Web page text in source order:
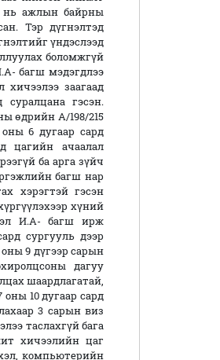
нь ажлын байрны
Тэр дүгнэлтэд
үндэслээд
боломжгүй
багш мэдэгдлээ
заагаад
гэсэн.
өдрийн А/198/215
6 дугаар сард
цагийн ачаалал
ба арга зүйч
багш нар
хэрэгтэй гэсэн
хүний
И.А- багш ирж
сургууль дээр
9 дүгээр сарын
дагуу
шаардлагатай,
10 дугаар сард
3 сарын виз
таслахгүй бага
хичээлийн цаг
компьютерийн